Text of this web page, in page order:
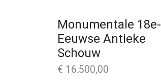
Monumentale 18e-
Eeuwse Antieke
Schouw
€ 16.500,00